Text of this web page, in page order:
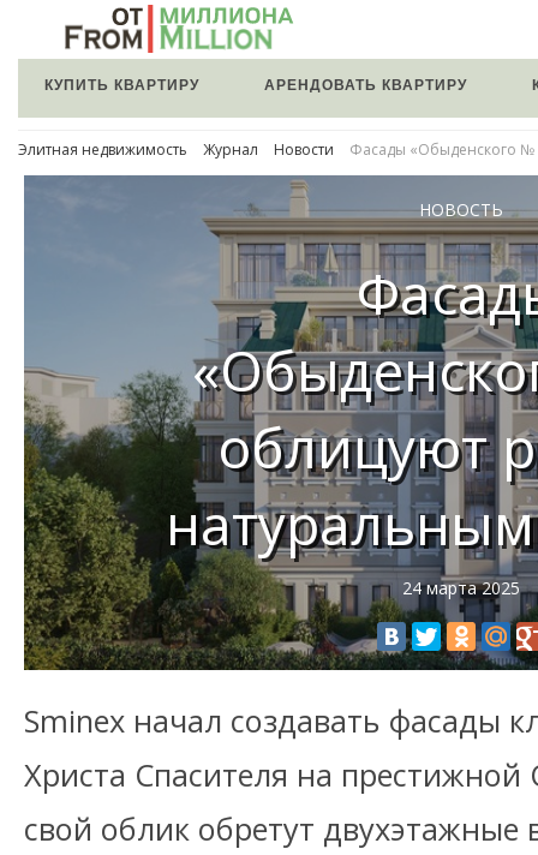
КУПИТЬ КВАРТИРУ АРЕНДОВАТЬ КВАРТИРУ
Элитная недвижимость Журнал Новости Фасады «Обыденского №
НОВОСТЬ
облицуют
24 марта 2025
Sminex начал создавать фасады
Христа Спасителя на
свой облик обретут